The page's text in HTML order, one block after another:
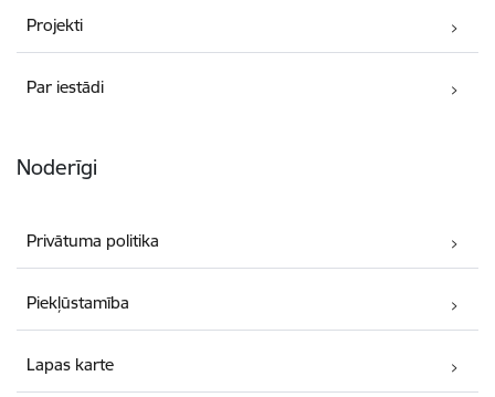
Projekti
Par iestādi
Noderīgi
Privātuma politika
Piekļūstamība
Lapas karte